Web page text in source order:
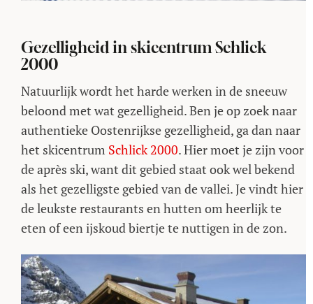
Gezelligheid in skicentrum Schlick
2000
Natuurlijk wordt het harde werken in de sneeuw
beloond met wat gezelligheid. Ben je op zoek naar
authentieke Oostenrijkse gezelligheid, ga dan naar
het skicentrum Schlick 2000. Hier moet je zijn voor
de après ski, want dit gebied staat ook wel bekend
als het gezelligste gebied van de vallei. Je vindt hier
de leukste restaurants en hutten om heerlijk te
eten of een ijskoud biertje te nuttigen in de zon.